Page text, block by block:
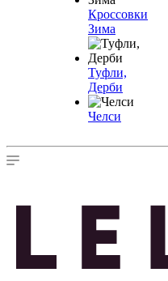
Кроссовки
Зима
Туфли,
Дерби
Челси